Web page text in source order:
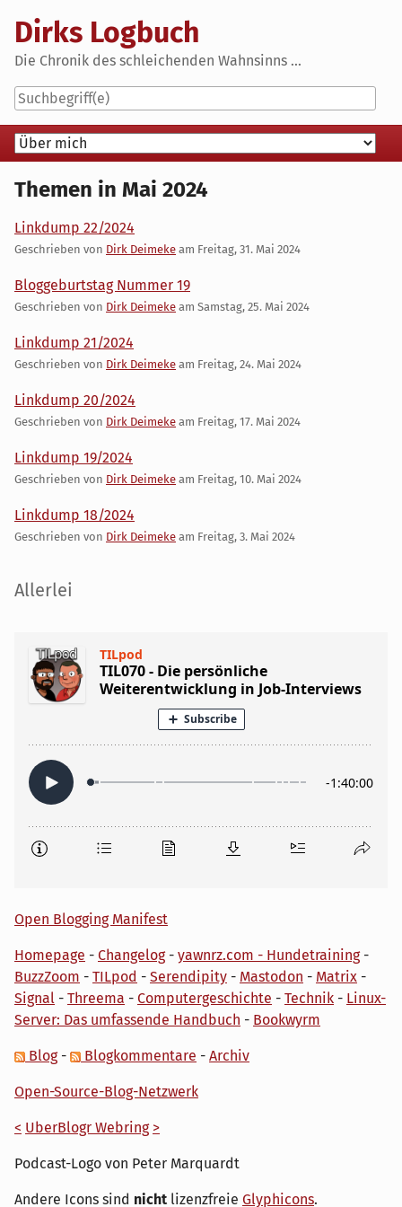
content
Dirks Logbuch
Die Chronik des schleichenden Wahnsinns ...
Navigation
Themen in Mai 2024
Linkdump 22/2024
Geschrieben von Dirk Deimeke am Freitag, 31. Mai 2024
Bloggeburtstag Nummer 19
Geschrieben von Dirk Deimeke am Samstag, 25. Mai 2024
Linkdump 21/2024
Geschrieben von Dirk Deimeke am Freitag, 24. Mai 2024
Linkdump 20/2024
Geschrieben von Dirk Deimeke am Freitag, 17. Mai 2024
Linkdump 19/2024
Geschrieben von Dirk Deimeke am Freitag, 10. Mai 2024
Linkdump 18/2024
Geschrieben von Dirk Deimeke am Freitag, 3. Mai 2024
Seitenleiste
Allerlei
Open Blogging Manifest
Homepage - Changelog- yawnrz.com - Hundetraining-
BuzzZoom - TILpod - Serendipity - Mastodon - Matrix -
Signal - Threema - Computergeschichte - Technik - Linux-
Server: Das umfassende Handbuch - Bookwyrm
Blog- Blogkommentare - Archiv
Open-Source-Blog-Netzwerk
< UberBlogr Webring >
Podcast-Logo von Peter Marquardt
Andere Icons sind nicht lizenzfreie Glyphicons.